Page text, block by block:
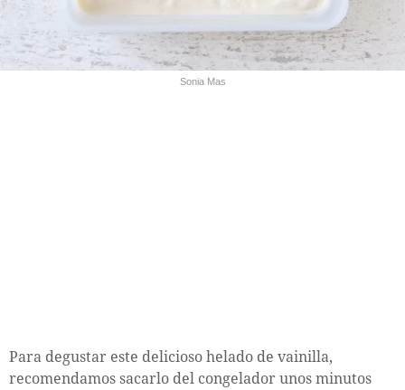
Sonia Mas
Para degustar este delicioso helado de vainilla,
recomendamos sacarlo del congelador unos minutos